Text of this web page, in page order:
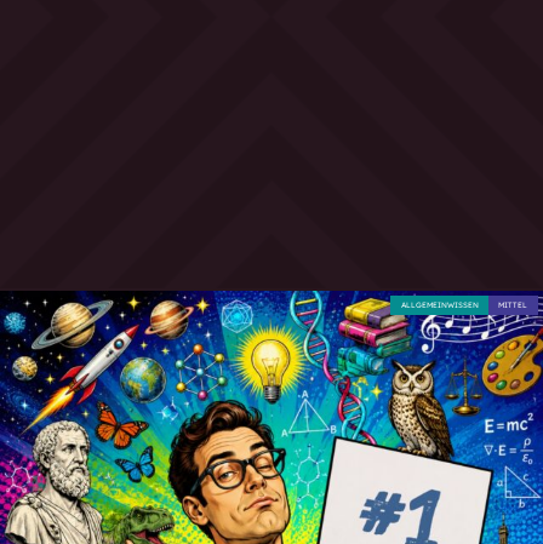
MITTEL
ALLGEMEINWISSEN